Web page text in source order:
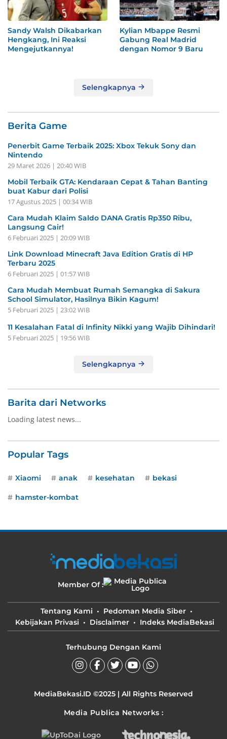
Sandy Walsh Dikabarkan
Hengkang, Ini Reaksi
Mengejutkannya!
Kylian Mbappe Resmi
Gabung Real Madrid
dengan Nomor 9 Baru
Selengkapnya
Berita Game
Penerbit Game Terbaik 2025: Xbox Tekuk Sony dan
Nintendo
29 Maret 2026 | 20:40 WIB
Mobil Terbaik GTA: Kendaraan Cepat & Tahan Banting
buat Kabur dari Polisi
17 Agustus 2025 | 00:34 WIB
Cara Mudah Klaim Saldo DANA Gratis Rp350 Ribu,
Langsung Cair!
6 Februari 2025 | 20:09 WIB
Link Download Minecraft Java Edition Gratis di HP
Terbaru 2025
6 Februari 2025 | 01:57 WIB
Cara Mudah Membuat Rumah Semangka di Sakura
School Simulator, Hasilnya Bikin Kagum!
5 Februari 2025 | 23:02 WIB
11 Kesalahan Fatal di Infinity Nikki yang Wajib Dihindari!
5 Februari 2025 | 19:56 WIB
Selengkapnya
Barita dari Networks
Loading latest news...
Popular Tags
Xiaomi anak kesehatan bekasi
hamster-kombat
Member Of :
Tentang Kami
Pedoman Media Siber
Kebijakan Privasi
Disclaimer Indeks MediaBekasi
Terhubung Dengan Kami
MediaBekasi.ID ©2025 | All Rights Reserved
Media Publica Networks :